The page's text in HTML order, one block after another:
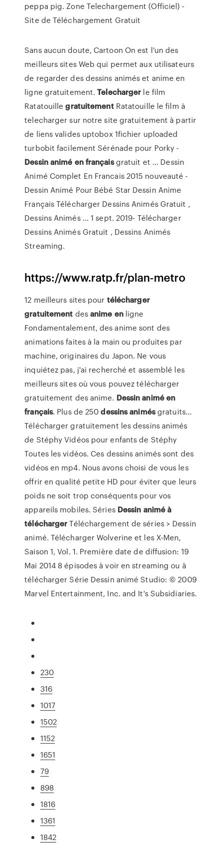
peppa pig. Zone Telechargement (Officiel) -
Site de Téléchargement Gratuit
Sans aucun doute, Cartoon On est l’un des
meilleurs sites Web qui permet aux utilisateurs
de regarder des dessins animés et anime en
ligne gratuitement.Telecharger le film
RatatouillegratuitementRatatouille le film à
telecharger sur notre site gratuitement à partir
de liens valides uptobox 1fichier uploaded
turbobit facilement Sérénade pour Porky -
Dessinanimé en françaisgratuit et ... Dessin
Animé Complet En Francais 2015 nouveauté -
Dessin Animé Pour Bébé Star Dessin Anime
Français Télécharger Dessins Animés Gratuit ,
Dessins Animés ... 1 sept. 2019- Télécharger
Dessins Animés Gratuit , Dessins Animés
Streaming.
https://www.ratp.fr/plan-metro
12 meilleurs sites pour télécharger
gratuitement desanime enligne
Fondamentalement, des anime sont des
animations faites à la main ou produites par
machine, originaires du Japon. Ne vous
inquiétez pas, j'ai recherché et assemblé les
meilleurs sites où vous pouvez télécharger
gratuitement des anime. Dessin animéen
français. Plus de 250dessinsanimésgratuits...
Télécharger gratuitement les dessins animés
de Stéphy Vidéos pour enfants de Stéphy
Toutes les vidéos. Ces dessins animés sont des
vidéos en mp4. Nous avons choisi de vous les
offrir en qualité petite HD pour éviter que leurs
poids ne soit trop conséquents pour vos
appareils mobiles. Séries Dessin animé à
téléchargerTéléchargement de séries > Dessin
animé. Télécharger Wolverine et les X-Men,
Saison 1, Vol. 1. Première date de diffusion: 19
Mai 2014 8 épisodes à voir en streaming ou à
télécharger Série Dessin animé Studio: © 2009
Marvel Entertainment, Inc. and It's Subsidiaries.
230
316
1017
1502
1152
1651
79
898
1816
1361
1842